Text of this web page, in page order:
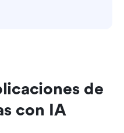
de
con IA